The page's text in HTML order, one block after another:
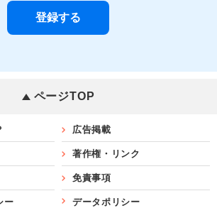
ページTOP
広告掲載
著作権・リンク
免責事項
ー データポリシー